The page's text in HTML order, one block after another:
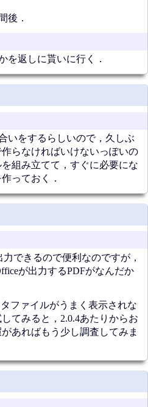
後．
を返しに貰いに行く．
いをするらしいので，久しぶ
らなければいけないっぽいの
組み立てて，すぐに必要にな
っておく．
できるので便利なのですが，
が出力するPDFがなんだか
ファイルがうまく表示されな
てみると，2.0.4あたりからお
あればもう少し調査してみま